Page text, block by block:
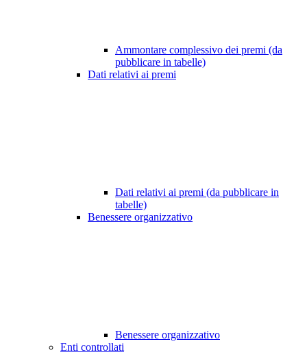
Ammontare complessivo dei premi (da
pubblicare in tabelle)
Dati relativi ai premi
Dati relativi ai premi (da pubblicare in
tabelle)
Benessere organizzativo
Benessere organizzativo
Enti controllati